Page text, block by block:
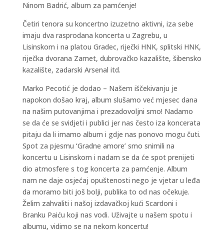
Ninom Badrić, album za pamćenje!
Četiri tenora su koncertno izuzetno aktivni, iza sebe
imaju dva rasprodana koncerta u Zagrebu, u
Lisinskom i na platou Gradec, riječki HNK, splitski HNK,
riječka dvorana Zamet, dubrovačko kazalište, šibensko
kazalište, zadarski Arsenal itd.
Marko Pecotić je dodao – Našem iščekivanju je
napokon došao kraj, album slušamo već mjesec dana
na našim putovanjima i prezadovoljni smo! Nadamo
se da će se svidjeti i publici jer nas često iza koncerata
pitaju da li imamo album i gdje nas ponovo mogu čuti.
Spot za pjesmu ‘Gradne amore’ smo snimili na
koncertu u Lisinskom i nadam se da će spot prenijeti
dio atmosfere s tog koncerta za pamćenje. Album
nam ne daje osjećaj opuštenosti nego je vjetar u leđa
da moramo biti još bolji, publika to od nas očekuje.
Želim zahvaliti i našoj izdavačkoj kući Scardoni i
Branku Paiću koji nas vodi. Uživajte u našem spotu i
albumu, vidimo se na nekom koncertu!